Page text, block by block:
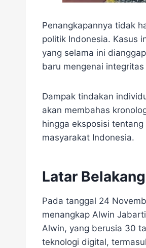
Penangkapannya tidak
politik Indonesia. Kasus
yang selama ini
baru mengenai
Dampak tindakan
akan membahas
hingga eksposisi
masyarakat Indonesia.
Latar
Pada tanggal 24
menangkap Alwin
Alwin, yang berusia 30
teknologi digital,